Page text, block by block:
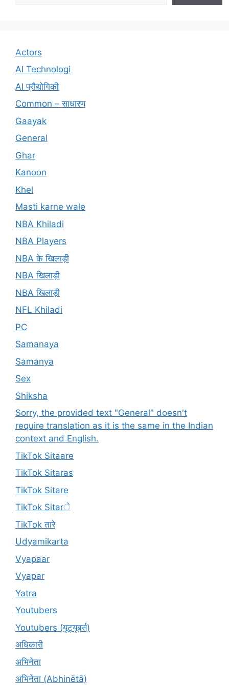
Actors
AI Technologi
AI प्रौद्योगिकी
Common – साधारण
Gaayak
General
Ghar
Kanoon
Khel
Masti karne wale
NBA Khiladi
NBA Players
NBA के खिलाड़ी
NBA खिलाड़ी
NBA खिलाड़ी
NFL Khiladi
PC
Samanaya
Samanya
Sex
Shiksha
Sorry, the provided text "General" doesn't
require translation as it is the same in the Indian
context and English.
TikTok Sitaare
TikTok Sitaras
TikTok Sitare
TikTok Sitarे
TikTok तारे
Udyamikarta
Vyapaar
Vyapar
Yatra
Youtubers
Youtubers (यूट्यूबर्स)
अधिकारी
अभिनेता
अभिनेता (Abhinētā)